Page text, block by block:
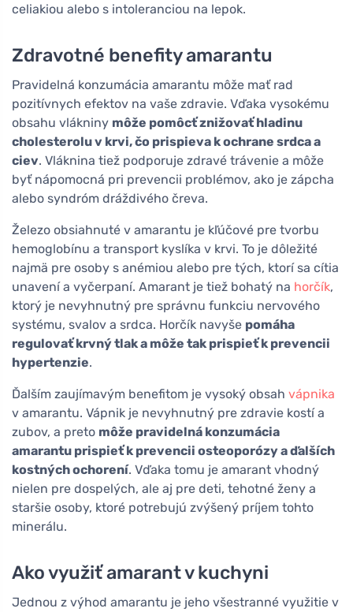
celiakiou alebo s intoleranciou na lepok.
Zdravotné benefity amarantu
Pravidelná konzumácia amarantu môže mať rad
pozitívnych efektov na vaše zdravie. Vďaka vysokému
obsahu vlákniny môže pomôcť znižovať hladinu
cholesterolu v krvi, čo prispieva k ochrane srdca a
ciev. Vláknina tiež podporuje zdravé trávenie a môže
byť nápomocná pri prevencii problémov, ako je zápcha
alebo syndróm dráždivého čreva.
Železo obsiahnuté v amarantu je kľúčové pre tvorbu
hemoglobínu a transport kyslíka v krvi. To je dôležité
najmä pre osoby s anémiou alebo pre tých, ktorí sa cítia
unavení a vyčerpaní. Amarant je tiež bohatý na horčík,
ktorý je nevyhnutný pre správnu funkciu nervového
systému, svalov a srdca. Horčík navyše pomáha
regulovať krvný tlak a môže tak prispieť k prevencii
hypertenzie.
Ďalším zaujímavým benefitom je vysoký obsah vápnika
v amarantu. Vápnik je nevyhnutný pre zdravie kostí a
zubov, a preto môže pravidelná konzumácia
amarantu prispieť k prevencii osteoporózy a ďalších
kostných ochorení. Vďaka tomu je amarant vhodný
nielen pre dospelých, ale aj pre deti, tehotné ženy a
staršie osoby, ktoré potrebujú zvýšený príjem tohto
minerálu.
Ako využiť amarant v kuchyni
Jednou z výhod amarantu je jeho všestranné využitie v